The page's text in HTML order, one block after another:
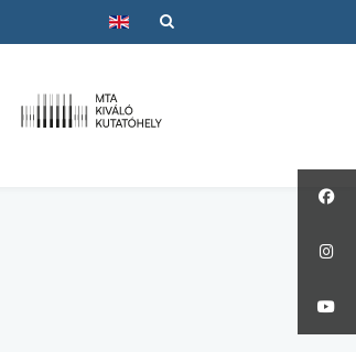
Válasszon nyelvet